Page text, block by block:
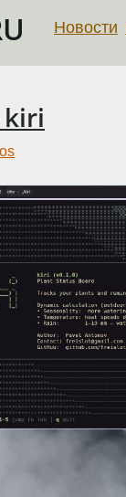
Новости
kiri